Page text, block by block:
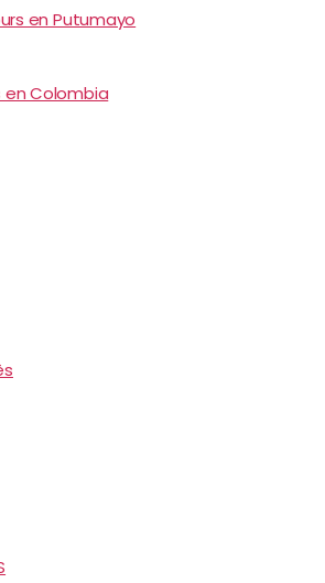
en Putumayo
en Colombia